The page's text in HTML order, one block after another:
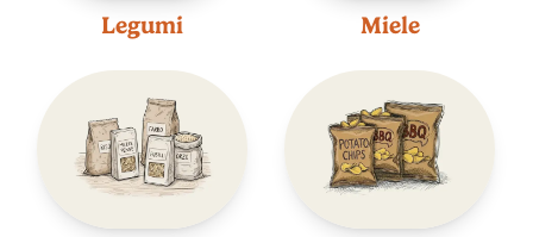
Legumi Miele